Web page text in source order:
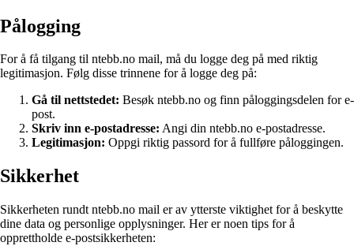
Pålogging
For å få tilgang til ntebb.no mail, må du logge deg på med riktig
legitimasjon. Følg disse trinnene for å logge deg på:
Gå til nettstedet: Besøk ntebb.no og finn påloggingsdelen for e-
post.
Skriv inn e-postadresse: Angi din ntebb.no e-postadresse.
Legitimasjon: Oppgi riktig passord for å fullføre påloggingen.
Sikkerhet
Sikkerheten rundt ntebb.no mail er av ytterste viktighet for å beskytte
dine data og personlige opplysninger. Her er noen tips for å
opprettholde e-postsikkerheten: